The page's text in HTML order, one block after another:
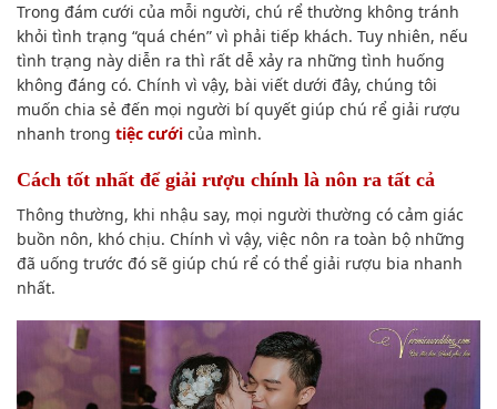
Trong đám cưới của mỗi người, chú rể thường không tránh
khỏi tình trạng “quá chén” vì phải tiếp khách. Tuy nhiên, nếu
tình trạng này diễn ra thì rất dễ xảy ra những tình huống
không đáng có. Chính vì vậy, bài viết dưới đây, chúng tôi
muốn chia sẻ đến mọi người bí quyết giúp chú rể giải rượu
nhanh trong tiệc cưới của mình.
Cách tốt nhất để giải rượu chính là nôn ra tất cả
Thông thường, khi nhậu say, mọi người thường có cảm giác
buồn nôn, khó chịu. Chính vì vậy, việc nôn ra toàn bộ những
đã uống trước đó sẽ giúp chú rể có thể giải rượu bia nhanh
nhất.